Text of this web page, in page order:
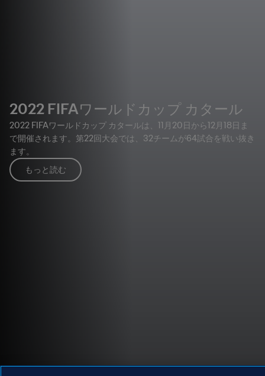
2022 FIFAワールドカップ カタール
2022 FIFAワールドカップ カタールは、11月20日から12月18日ま
で開催されます。第22回大会では、32チームが64試合を戦い抜き
ます。
もっと読む